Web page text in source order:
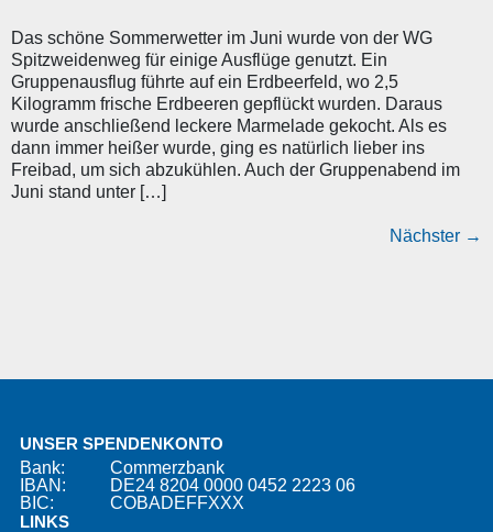
Das schöne Sommerwetter im Juni wurde von der WG
Spitzweidenweg für einige Ausflüge genutzt. Ein
Gruppenausflug führte auf ein Erdbeerfeld, wo 2,5
Kilogramm frische Erdbeeren gepflückt wurden. Daraus
wurde anschließend leckere Marmelade gekocht. Als es
dann immer heißer wurde, ging es natürlich lieber ins
Freibad, um sich abzukühlen. Auch der Gruppenabend im
Juni stand unter […]
Nächster →
UNSER SPENDENKONTO
Bank:
Commerzbank
IBAN:
DE24 8204 0000 0452 2223 06
BIC:
COBADEFFXXX
LINKS